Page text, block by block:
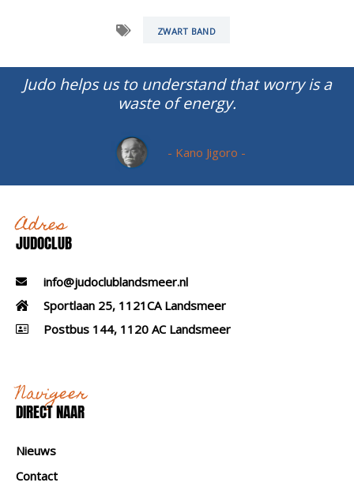
ZWART BAND
Judo helps us to understand that worry is a
waste of energy.
- Kano Jigoro -
Adres
JUDOCLUB
info@judoclublandsmeer.nl
Sportlaan 25, 1121CA Landsmeer
Postbus 144, 1120 AC Landsmeer
Navigeer
DIRECT NAAR
Nieuws
Contact